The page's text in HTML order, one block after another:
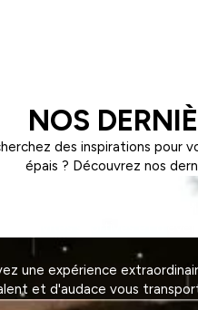
NOS
des inspirations pour
épais ? Découvrez nos
Toulon, une association
sportives et
une expérience
et d'audace vous